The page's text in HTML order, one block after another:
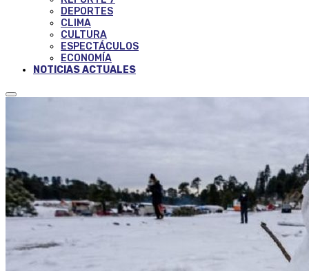
DEPORTES
CLIMA
CULTURA
ESPECTÁCULOS
ECONOMÍA
NOTICIAS ACTUALES